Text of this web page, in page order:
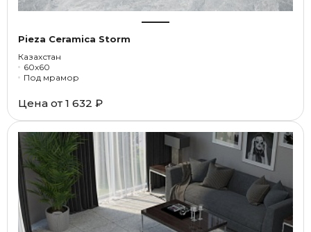
Pieza Ceramica Storm
Казахстан
60x60
Под мрамор
Цена от 1 632 ₽